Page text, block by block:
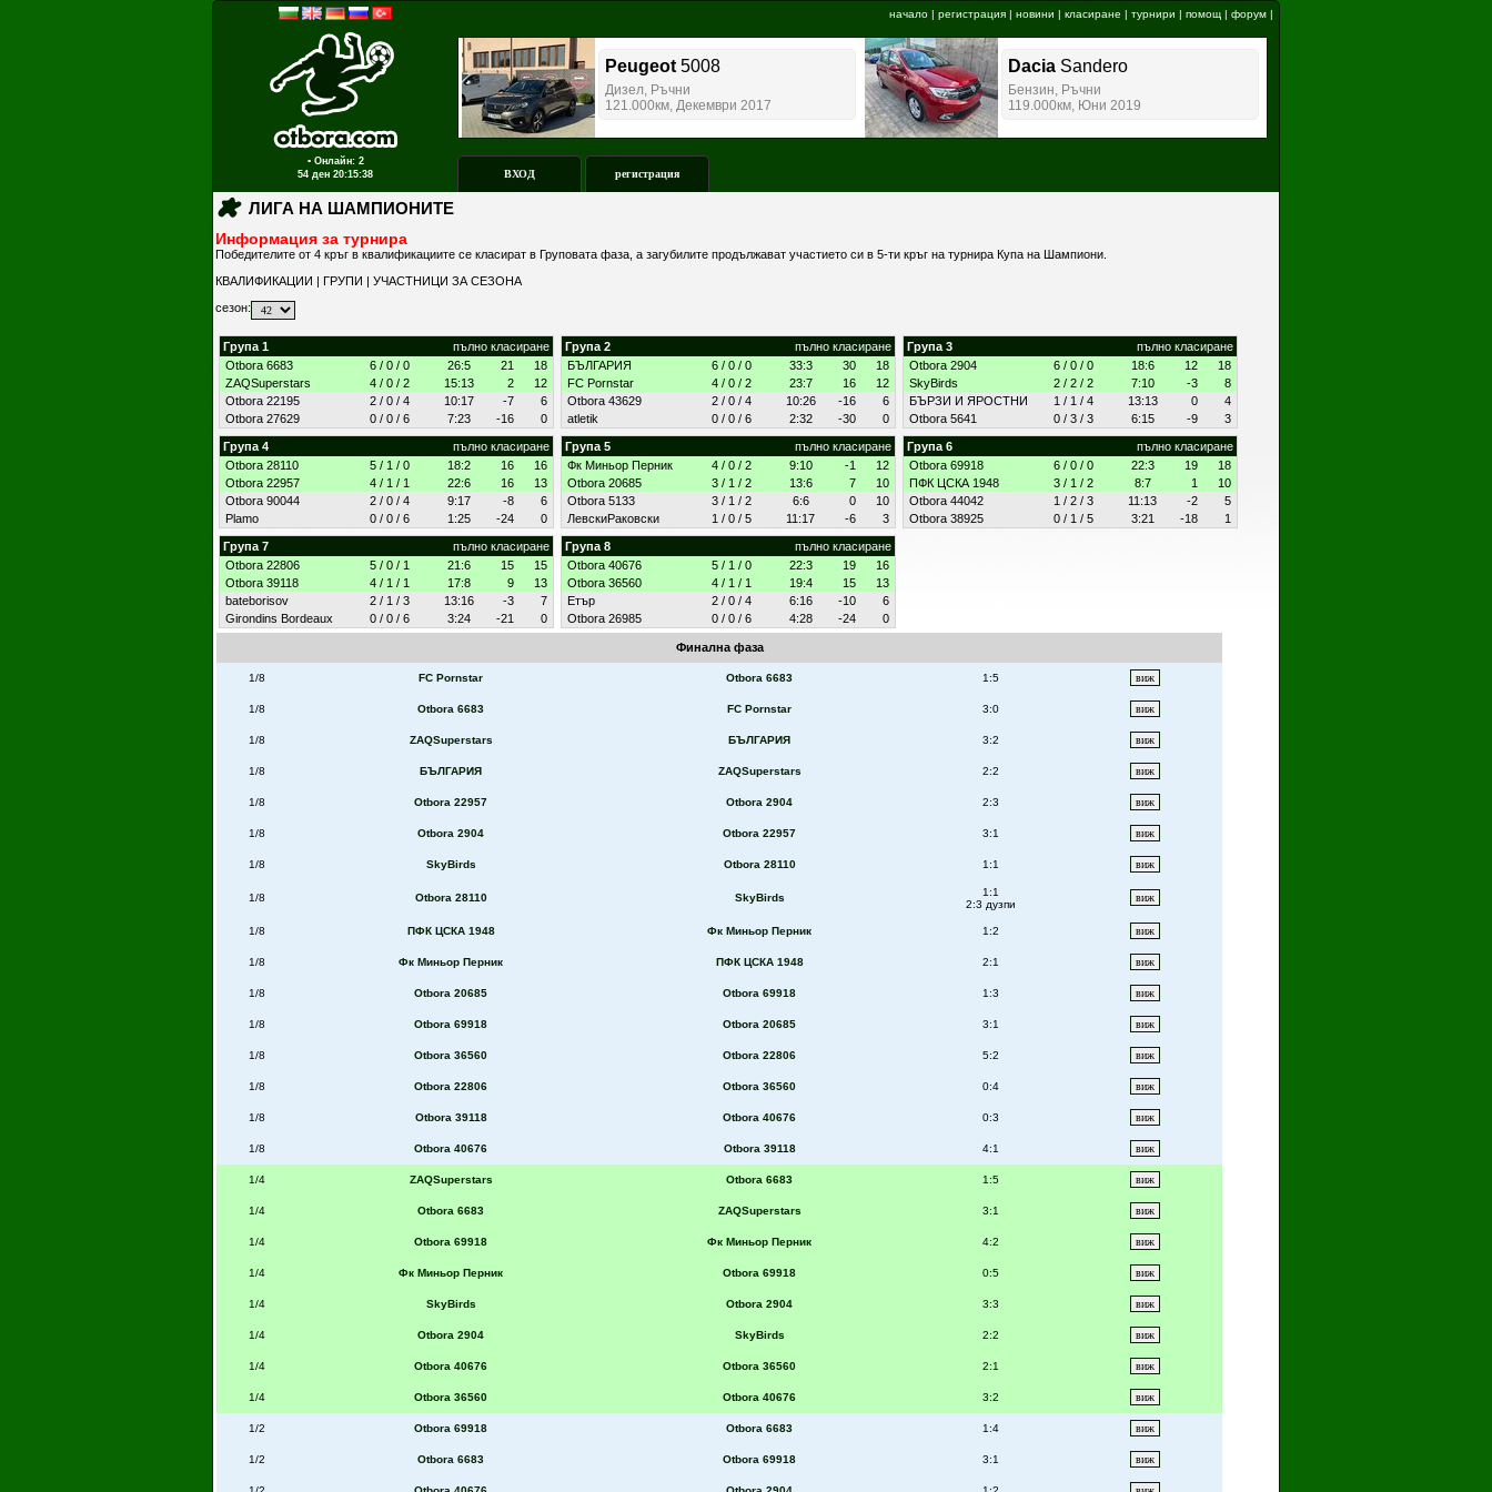
▪ Онлайн: 2
54 ден 20:15:38
начало | регистрация | новини | класиране | турнири | помощ | форум |
ВХОД регистрация
ЛИГА НА ШАМПИОНИТЕ
Информация за турнира
Победителите от 4 кръг в квалификациите се класират в Груповата фаза, а загубилите продължават участието си в 5-ти кръг на турнира Купа на Шампиони
КВАЛИФИКАЦИИ | ГРУПИ | УЧАСТНИЦИ ЗА СЕЗОНА
сезон:
Група 1
пълно класиране
Otbora 6683
6 / 0 / 0 26:5 21
18
ZAQSuperstars
4 / 0 / 2 15:13 2
12
Otbora 22195
2 / 0 / 4 10:17 -7
6
Otbora 27629
0 / 0 / 6 7:23 -16 0
Група 2
пълно класиране
БЪЛГАРИЯ
6 / 0 / 0 33:3 30
18
FC Pornstar
4 / 0 / 2 23:7 16
12
Otbora 43629
2 / 0 / 4 10:26 -16
6
atletik
0 / 0 / 6 2:32 -30 0
Група 3
пълно класиране
Otbora 2904
6 / 0 / 0 18:6 12
18
SkyBirds
2 / 2 / 2 7:10 -3
8
БЪРЗИ И ЯРОСТНИ
1 / 1 / 4 13:13 0
4
Otbora 5641
0 / 3 / 3 6:15 -9 3
Група 4
пълно класиране
Otbora 28110
5 / 1 / 0 18:2 16
16
Otbora 22957
4 / 1 / 1 22:6 16
13
Otbora 90044
2 / 0 / 4 9:17 -8
6
Plamo
0 / 0 / 6 1:25 -24 0
Група 5
пълно класиране
Фк Миньор Перник
4 / 0 / 2 9:10 -1
12
Otbora 20685
3 / 1 / 2 13:6 7
10
Otbora 5133
3 / 1 / 2 6:6 0
10
ЛевскиРаковски
1 / 0 / 5 11:17 -6 3
Група 6
пълно класиране
Otbora 69918
6 / 0 / 0 22:3 19
18
ПФК ЦСКА 1948
3 / 1 / 2 8:7 1
10
Otbora 44042
1 / 2 / 3 11:13 -2
5
Otbora 38925
0 / 1 / 5 3:21 -18 1
Група 7
пълно класиране
Otbora 22806
5 / 0 / 1 21:6 15
15
Otbora 39118
4 / 1 / 1 17:8 9
13
bateborisov
2 / 1 / 3 13:16 -3
7
Girondins Bordeaux
0 / 0 / 6 3:24 -21 0
Група 8
пълно класиране
Otbora 40676
5 / 1 / 0 22:3 19
16
Otbora 36560
4 / 1 / 1 19:4 15
13
Етър
2 / 0 / 4 6:16 -10
6
Otbora 26985
0 / 0 / 6 4:28 -24 0
Финална фаза
1/8 FC Pornstar Otbora 6683 1:5
1/8 Otbora 6683 FC Pornstar 3:0
1/8 ZAQSuperstars БЪЛГАРИЯ 3:2
1/8 БЪЛГАРИЯ ZAQSuperstars 2:2
1/8 Otbora 22957 Otbora 2904 2:3
1/8 Otbora 2904 Otbora 22957 3:1
1/8 SkyBirds Otbora 28110 1:1
1/8 Otbora 28110 SkyBirds
1:1
2:3 дузпи
1/8 ПФК ЦСКА 1948 Фк Миньор Перник 1:2
1/8 Фк Миньор Перник ПФК ЦСКА 1948 2:1
1/8 Otbora 20685 Otbora 69918 1:3
1/8 Otbora 69918 Otbora 20685 3:1
1/8 Otbora 36560 Otbora 22806 5:2
1/8 Otbora 22806 Otbora 36560 0:4
1/8 Otbora 39118 Otbora 40676 0:3
1/8 Otbora 40676 Otbora 39118 4:1
1/4 ZAQSuperstars Otbora 6683 1:5
1/4 Otbora 6683 ZAQSuperstars 3:1
1/4 Otbora 69918 Фк Миньор Перник 4:2
1/4 Фк Миньор Перник Otbora 69918 0:5
1/4 SkyBirds Otbora 2904 3:3
1/4 Otbora 2904 SkyBirds 2:2
1/4 Otbora 40676 Otbora 36560 2:1
1/4 Otbora 36560 Otbora 40676 3:2
1/2 Otbora 69918 Otbora 6683 1:4
1/2 Otbora 6683 Otbora 69918 3:1